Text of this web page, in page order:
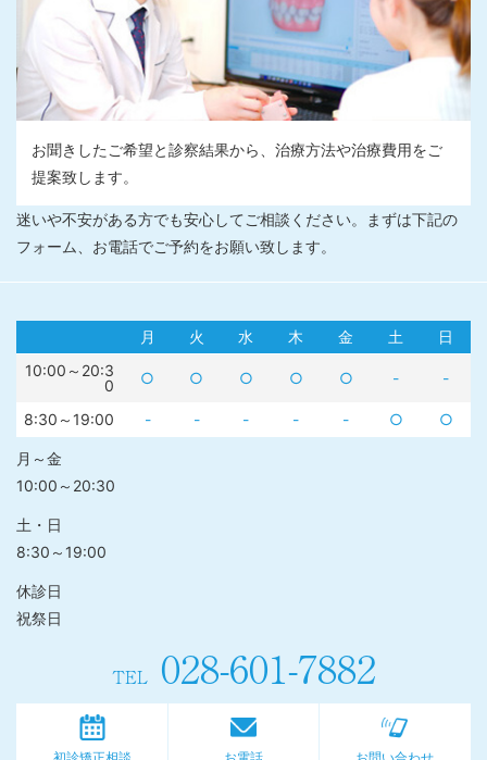
お聞きしたご希望と診察結果から、治療方法や治療費用をご
提案致します。
迷いや不安がある方でも安心してご相談ください。まずは下記の
フォーム、お電話でご予約をお願い致します。
月 火 水 木 金 土
日
10:00～20:3
0
○ ○ ○ ○ ○ - -
8:30～19:00 - - - - - ○ ○
月～金
10:00～20:30
土・日
8:30～19:00
休診日
祝祭日
TEL028-601-7882